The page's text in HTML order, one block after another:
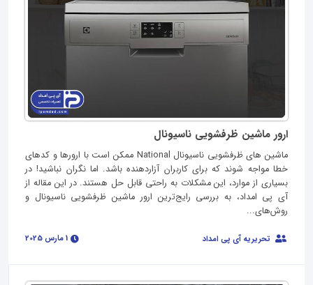
ارور ماشین ظرفشویی ناسیونال
ماشین‌ های ظرفشویی ناسیونال National ممکن است با ارورها و کدهای
خطا مواجه شوند که برای کاربران آزاردهنده باشد. اما نگران نباشید! در
بسیاری از موارد، این مشکلات به راحتی قابل حل هستند. در این مقاله از
آی پی امداد، به بررسی رایج‌ترین ارور ماشین ظرفشویی ناسیونال و
روش‌های...
تحریریه آی پی امداد